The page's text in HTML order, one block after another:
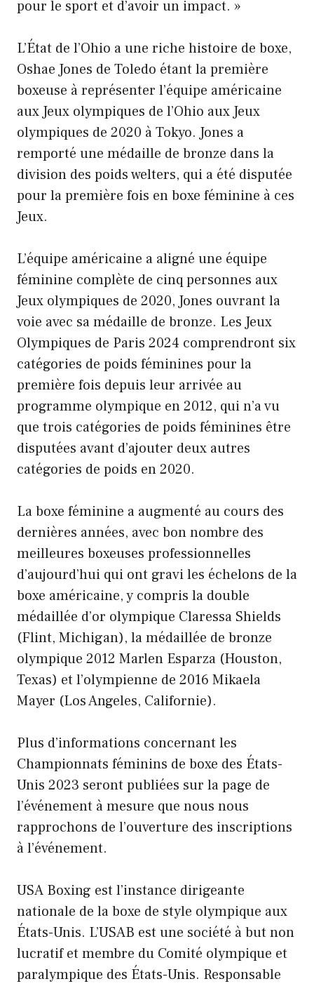
pour le sport et d’avoir un impact. »
L’État de l’Ohio a une riche histoire de boxe,
Oshae Jones de Toledo étant la première
boxeuse à représenter l’équipe américaine
aux Jeux olympiques de l’Ohio aux Jeux
olympiques de 2020 à Tokyo. Jones a
remporté une médaille de bronze dans la
division des poids welters, qui a été disputée
pour la première fois en boxe féminine à ces
Jeux.
L’équipe américaine a aligné une équipe
féminine complète de cinq personnes aux
Jeux olympiques de 2020, Jones ouvrant la
voie avec sa médaille de bronze. Les Jeux
Olympiques de Paris 2024 comprendront six
catégories de poids féminines pour la
première fois depuis leur arrivée au
programme olympique en 2012, qui n’a vu
que trois catégories de poids féminines être
disputées avant d’ajouter deux autres
catégories de poids en 2020.
La boxe féminine a augmenté au cours des
dernières années, avec bon nombre des
meilleures boxeuses professionnelles
d’aujourd’hui qui ont gravi les échelons de la
boxe américaine, y compris la double
médaillée d’or olympique Claressa Shields
(Flint, Michigan), la médaillée de bronze
olympique 2012 Marlen Esparza (Houston,
Texas) et l’olympienne de 2016 Mikaela
Mayer (Los Angeles, Californie).
Plus d’informations concernant les
Championnats féminins de boxe des États-
Unis 2023 seront publiées sur la page de
l’événement à mesure que nous nous
rapprochons de l’ouverture des inscriptions
à l’événement.
USA Boxing est l’instance dirigeante
nationale de la boxe de style olympique aux
États-Unis. L’USAB est une société à but non
lucratif et membre du Comité olympique et
paralympique des États-Unis. Responsable